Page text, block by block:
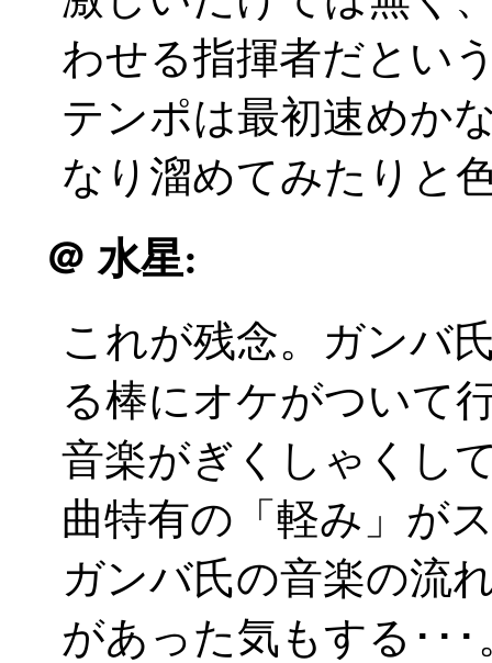
わせる指揮者だとい
テンポは最初速めか
なり溜めてみたりと
＠ 水星:
これが残念。ガンバ
る棒にオケがついて
音楽がぎくしゃくし
曲特有の「軽み」が
ガンバ氏の音楽の流
があった気もする･･･